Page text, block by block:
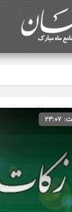
نشده